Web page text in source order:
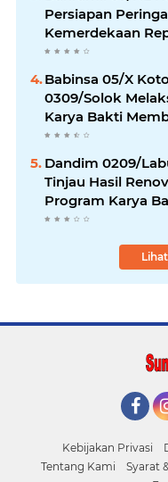
Persiapan
Kemerdekaan
Indonesia
Babinsa 05/X
0309/Solok
Karya Bakti
Usaha Tani
Dandim 0209/
Tinjau Hasil
Program Karya
Semester I Tahun
Kebijakan Privasi
Tentang Kami
Syarat